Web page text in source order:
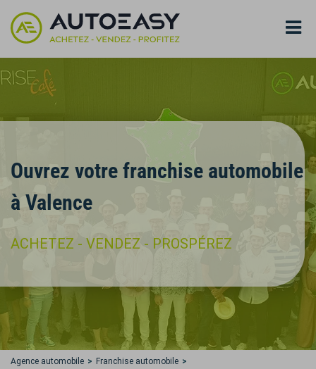
Ouvrez votre franchise automobile
à Valence
ACHETEZ - VENDEZ - PROSPÉREZ
Agence automobile Franchise automobile